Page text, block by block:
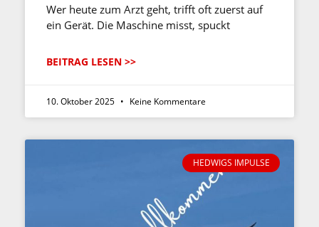
Wer heute zum Arzt geht, trifft oft zuerst auf
ein Gerät. Die Maschine misst, spuckt
BEITRAG LESEN >>
10. Oktober 2025 Keine Kommentare
HEDWIGS IMPULSE